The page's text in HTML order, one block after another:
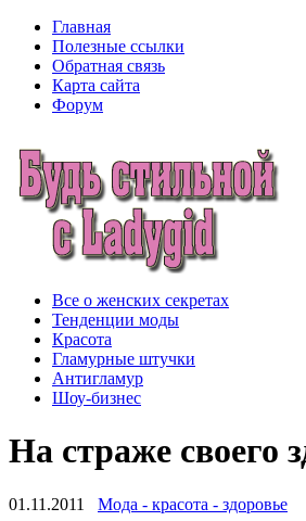
Главная
Полезные ссылки
Обратная связь
Карта сайта
Форум
Все о женских секретах
Тенденции моды
Красота
Гламурные штучки
Антигламур
Шоу-бизнес
На страже своего
01.11.2011
Мода - красота - здоровье